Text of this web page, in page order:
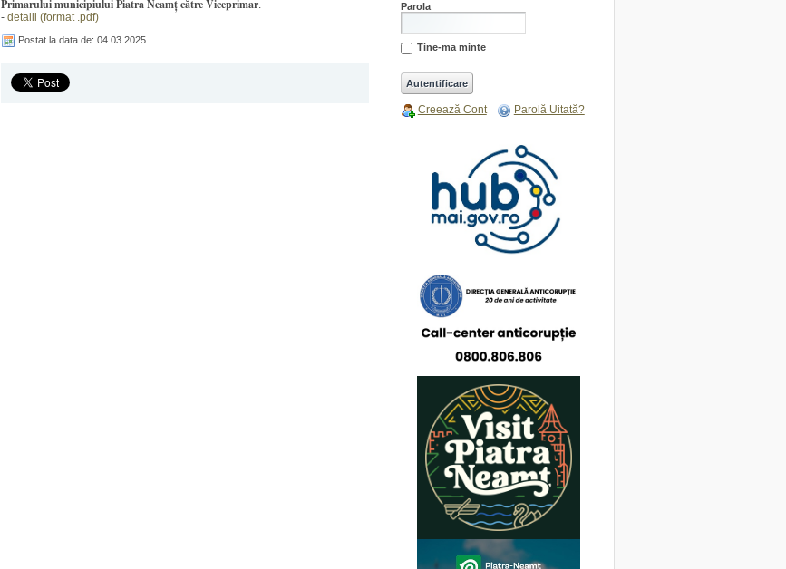
Primarului municipiului Piatra Neamț către Viceprimar.
- detalii (format .pdf)
Postat la data de: 04.03.2025
Parola
Tine-ma minte
Creează Cont Parolă Uitată?